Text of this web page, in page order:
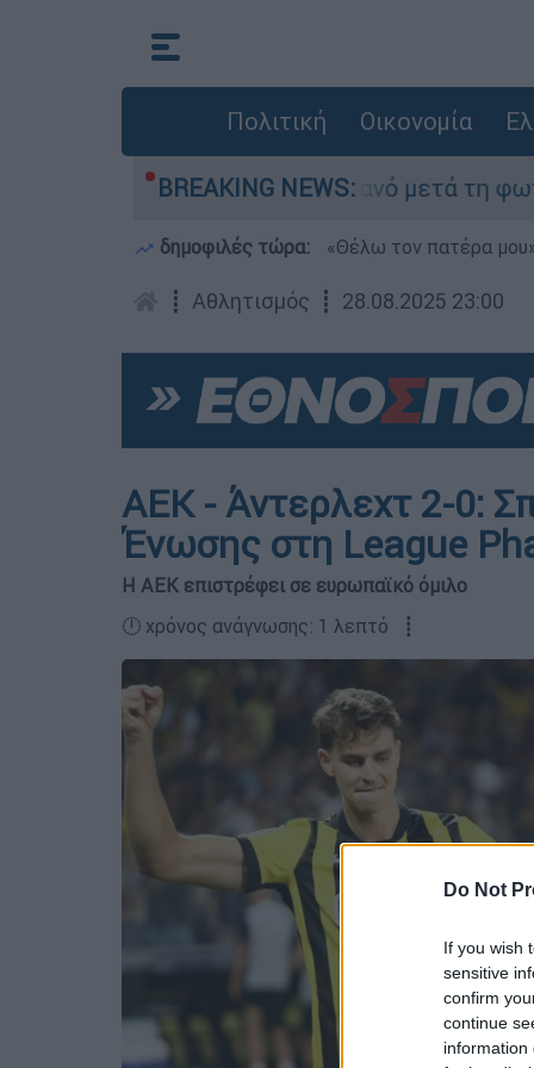
Do Not
If you wish
sensitive
confirm
continue
information
Πολιτική Οικονομία
BREAKING NEWS:
στο Πόρτο Γερμανό μετά τη φωτιά -
δημοφιλές τώρα: «Θέλω τον πατέρα
┋ Αθλητισμός ┋ 28.08.2025 23:00
ΑΕΚ - Άντερλεχτ 2-0:
Ένωσης στη League
Η ΑΕΚ επιστρέφει σε ευρωπαϊκό όμιλο
🕛 χρόνος ανάγνωσης: 1 λεπτό ┋